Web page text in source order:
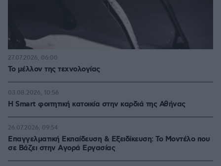
Το μέλλον της τεχνολογίας
27.07.2026, 06:00
Η Smart φοιτητική κατοικία στην καρδιά της Αθήνας
03.08.2026, 10:56
Επαγγελματική Εκπαίδευση & Εξειδίκευση: Το Mοντέλο που
σε Bάζει στην Aγορά Eργασίας
26.07.2026, 09:54